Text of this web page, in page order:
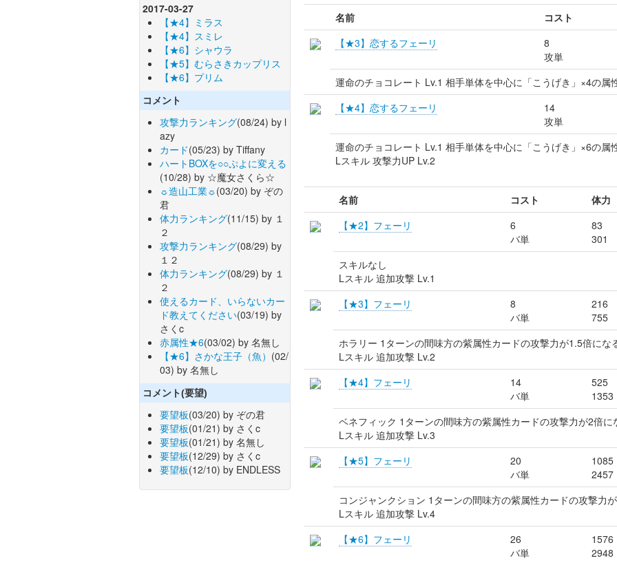
2017-03-27
【★4】ミラス
【★4】スミレ
【★6】シャウラ
【★5】むらさきカップリス
【★6】プリム
コメント
攻撃力ランキング(08/24) by l
azy
カード(05/23) by Tiffany
ハートBOXを○○ぷよに変える
(10/28) by ☆魔女さくら☆
☼造山工業☼(03/20) by ぞの
君
体力ランキング(11/15) by １
２
攻撃力ランキング(08/29) by
１２
体力ランキング(08/29) by １
２
使えるカード、いらないカー
ド教えてください(03/19) by
さくc
赤属性★6(03/02) by 名無し
【★6】さかな王子（魚） (02/
03) by 名無し
コメント(要望)
要望板(03/20) by ぞの君
要望板(01/21) by さくc
要望板(01/21) by 名無し
要望板(12/29) by さくc
要望板(12/10) by ENDLESS
名前
コスト
【★3】恋するフェーリ
8
攻単
運命のチョコレート Lv.1 相手単体を中心に「こうげき」×4の属
【★4】恋するフェーリ
14
攻単
運命のチョコレート Lv.1 相手単体を中心に「こうげき」×6の属
Lスキル 攻撃力UP Lv.2
名前 コスト
体力
【★2】フェーリ
6
バ単
83
301
スキルなし
Lスキル 追加攻撃 Lv.1
【★3】フェーリ
8
バ単
216
755
ホラリー 1ターンの間味方の紫属性カードの攻撃力が1.5倍にな
Lスキル 追加攻撃 Lv.2
【★4】フェーリ
14
バ単
525
1353
ベネフィック 1ターンの間味方の紫属性カードの攻撃力が2倍に
Lスキル 追加攻撃 Lv.3
【★5】フェーリ
20
バ単
1085
2457
コンジャンクション 1ターンの間味方の紫属性カードの攻撃力
Lスキル 追加攻撃 Lv.4
【★6】フェーリ
26
バ単
1576
2948